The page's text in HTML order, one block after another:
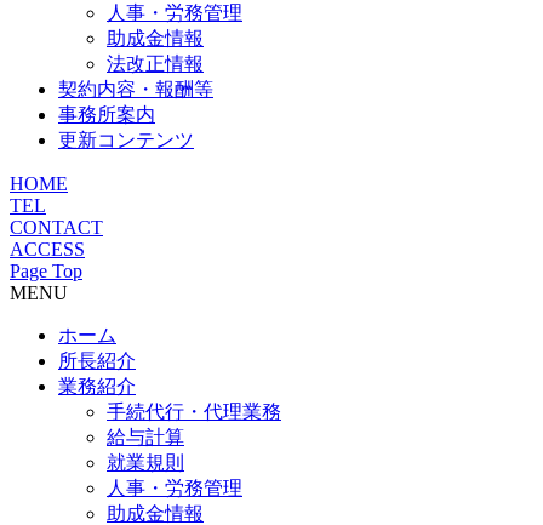
人事・労務管理
助成金情報
法改正情報
契約内容・報酬等
事務所案内
更新コンテンツ
HOME
TEL
CONTACT
ACCESS
Page Top
MENU
ホーム
所長紹介
業務紹介
手続代行・代理業務
給与計算
就業規則
人事・労務管理
助成金情報